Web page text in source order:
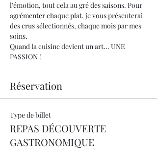
l'émotion, tout cela au gré des saisons. Pour
agrémenter chaque plat, je vous présenterai
des crus sélectionnés, chaque mois par mes
soins.
Quand la cuisine devient un art... UNE
PASSION !
Réservation
Type de billet
REPAS DÉCOUVERTE
GASTRONOMIQUE